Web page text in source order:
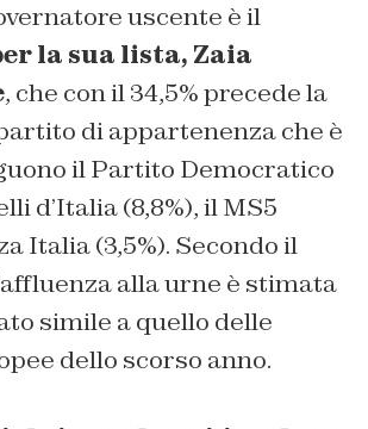
uscente è il
la sua lista, Zaia
, che con il 34,5% precede la
di appartenenza che è
il Partito Democratico
d’Italia (8,8%), il MS5
Italia (3,5%). Secondo il
alla urne è stimata
simile a quello delle
dello scorso anno.